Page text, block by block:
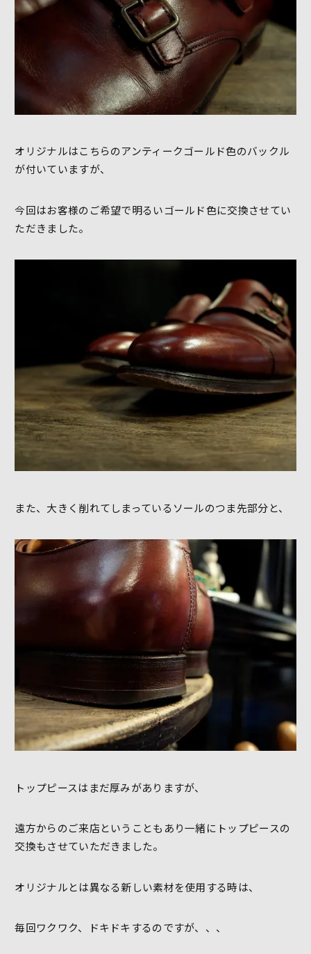
オリジナルはこちらのアンティークゴールド色のバックル
が付いていますが、
今回はお客様のご希望で明るいゴールド色に交換させてい
ただきました。
また、大きく削れてしまっているソールのつま先部分と、
トップピースはまだ厚みがありますが、
遠方からのご来店ということもあり一緒にトップピースの
交換もさせていただきました。
オリジナルとは異なる新しい素材を使用する時は、
毎回ワクワク、ドキドキするのですが、、、